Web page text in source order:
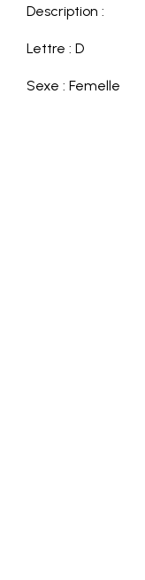
Description :
Lettre : D
Sexe : Femelle